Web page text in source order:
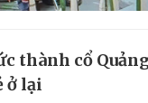
thành cổ
ở lại